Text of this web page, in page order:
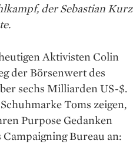
der Sebastian Kurz
Aktivisten Colin
der Börsenwert des
sechs Milliarden US-$.
Toms zeigen,
Purpose Gedanken
Bureau an: